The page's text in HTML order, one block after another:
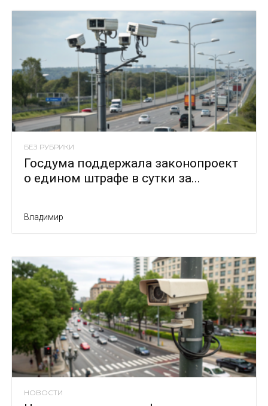
БЕЗ РУБРИКИ
Госдума поддержала законопроект
о едином штрафе в сутки за...
Владимир
НОВОСТИ